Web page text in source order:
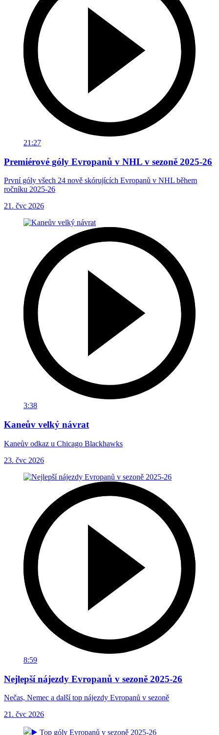
21:27
Premiérové góly Evropanů v NHL v sezoně 2025-26
První góly všech 24 nově skórujících Evropanů v NHL během
ročníku 2025-26
21. čvc 2026
3:38
Kaneův velký návrat
Kaneův odkaz u Chicago Blackhawks
23. čvc 2026
8:59
Nejlepší nájezdy Evropanů v sezoně 2025-26
Nečas, Nemec a další top nájezdy Evropanů v sezoně
21. čvc 2026